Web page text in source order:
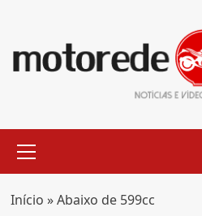
content
Menu
Início »Abaixo de 599cc